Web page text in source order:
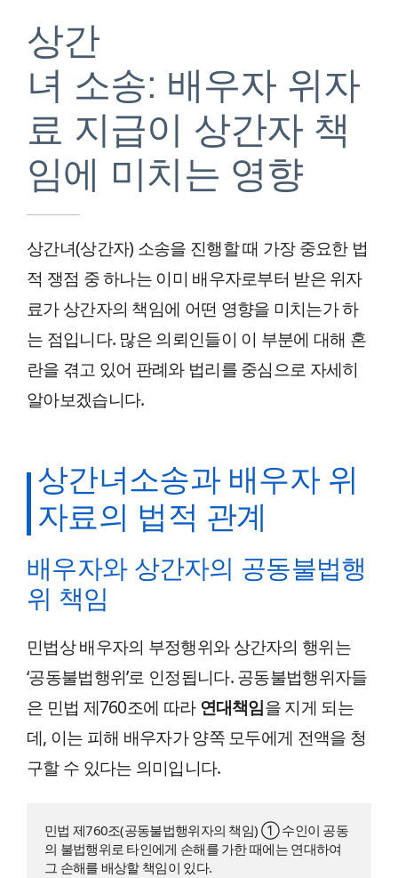
상간
녀 소송: 배우자 위자
료 지급이 상간자 책
임에 미치는 영향
상간녀(상간자) 소송을 진행할 때 가장 중요한 법
적 쟁점 중 하나는 이미 배우자로부터 받은 위자
료가 상간자의 책임에 어떤 영향을 미치는가 하
는 점입니다. 많은 의뢰인들이 이 부분에 대해 혼
란을 겪고 있어 판례와 법리를 중심으로 자세히
알아보겠습니다.
상간녀소송과 배우자 위
자료의 법적 관계
배우자와 상간자의 공동불법행
위 책임
민법상 배우자의 부정행위와 상간자의 행위는
‘공동불법행위’로 인정됩니다. 공동불법행위자들
은 민법 제760조에 따라연대책임을 지게 되는
데, 이는 피해 배우자가 양쪽 모두에게 전액을 청
구할 수 있다는 의미입니다.
민법 제760조(공동불법행위자의 책임) ① 수인이 공동
의 불법행위로 타인에게 손해를 가한 때에는 연대하여
그 손해를 배상할 책임이 있다.